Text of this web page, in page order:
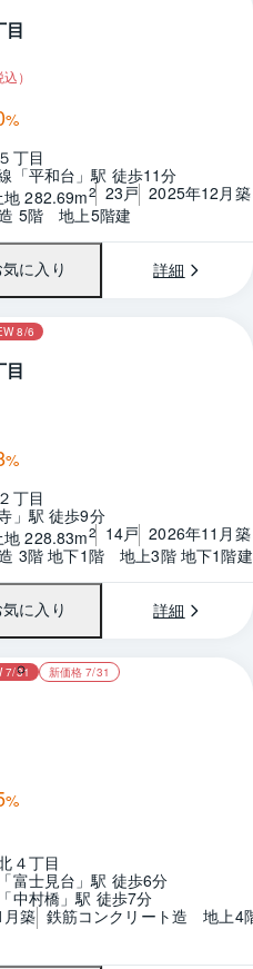
目
込）
%
丁目
「平和台」駅 徒歩11分
地 282.69m2 23戸 2025年12月築
5階　地上5階建
気に入り 詳細
8/6
目
%
丁目
」駅 徒歩9分
地 228.83m2 14戸 2026年11月築
3階 地下1階　地上3階 地下1階建
気に入り 詳細
1 / 0 間取り
7/31 新価格 7/31
%
４丁目
富士見台」駅 徒歩6分
中村橋」駅 徒歩7分
築 鉄筋コンクリート造　地上4